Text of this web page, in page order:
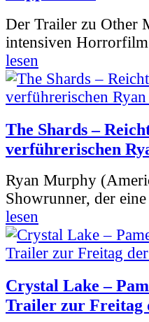
Der Trailer zu Other
intensiven
lesen
The Shards –
verführerischen
Ryan Murphy
Showrunner, der
lesen
Crystal Lake –
Trailer zur Freitag